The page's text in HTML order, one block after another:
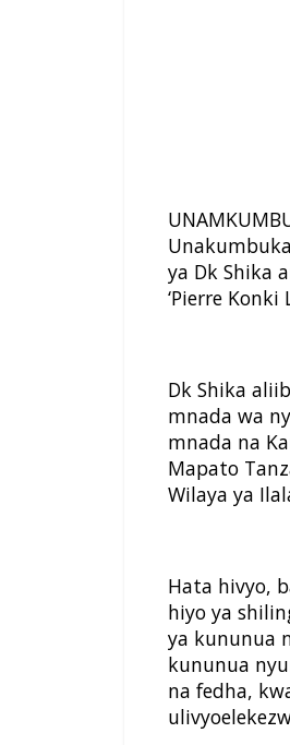
ya Dk Shika
‘Pierre Konki
Dk Shika
mnada wa
mnada na
Mapato
Wilaya ya
Hata hivyo,
hiyo ya
ya kununua
kununua
na fedha,